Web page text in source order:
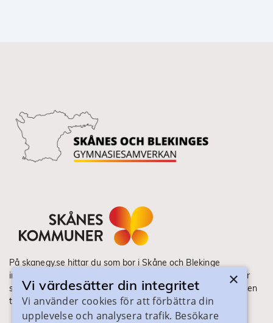
På skanegy.se hittar du som bor i Skåne och Blekinge
information om ditt gymnasieval. Här ser du vilka utbildningar
som finns och hur ansökan och antagning går till. Webbplatsen
tillhandahålls av Skånes Kommuner.
×
Vi värdesätter din integritet
Vi använder cookies för att förbättra din
upplevelse och analysera trafik. Besökare